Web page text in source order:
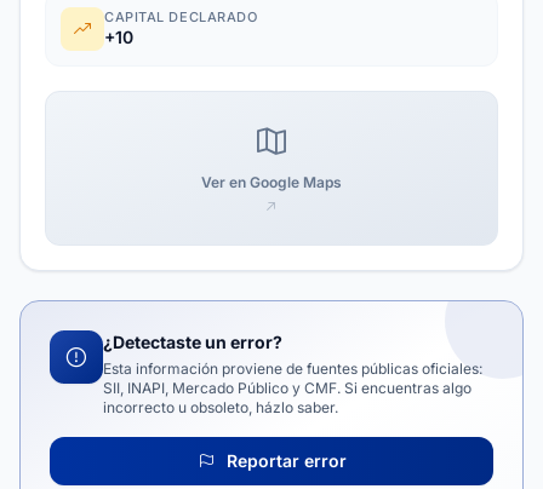
CAPITAL DECLARADO
+10
Ver en Google Maps
¿Detectaste un error?
Esta información proviene de fuentes públicas oficiales:
SII, INAPI, Mercado Público y CMF. Si encuentras algo
incorrecto u obsoleto, házlo saber.
Reportar error